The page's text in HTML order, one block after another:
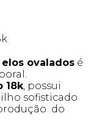
ovalados é
18k , possui
sofisticado
do